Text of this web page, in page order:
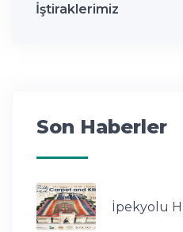
İştiraklerimiz
Son Haberler
İpekyolu